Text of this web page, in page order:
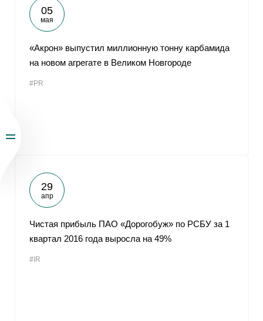
05
мая
«Акрон» выпустил миллионную тонну карбамида
на новом агрегате в Великом Новгороде
#PR
29
апр
Чистая прибыль ПАО «Дорогобуж» по РСБУ за 1
квартал 2016 года выросла на 49%
#IR